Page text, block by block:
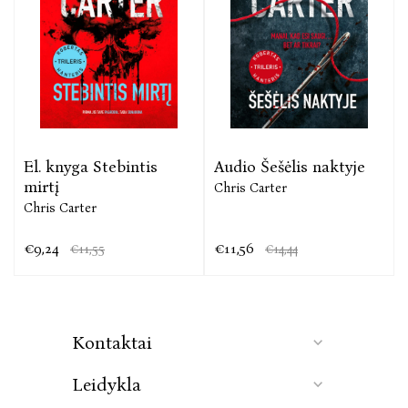
El. knyga Stebintis
mirtį
Chris Carter
€9,24 €11,55
Audio Šešėlis naktyje
Chris Carter
€11,56 €14,44
Kontaktai
Leidykla